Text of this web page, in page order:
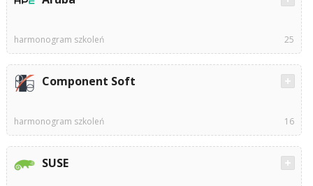
harmonogram szkoleń 25
Component Soft
harmonogram szkoleń 16
SUSE